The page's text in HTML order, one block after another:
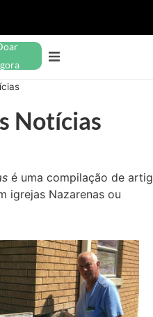
Notícias
é uma compilação de
igrejas Nazarenas ou